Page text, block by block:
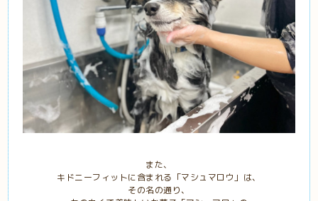
また、
キドニーフィットに含まれる「マシュマロウ」は、
その名の通り、